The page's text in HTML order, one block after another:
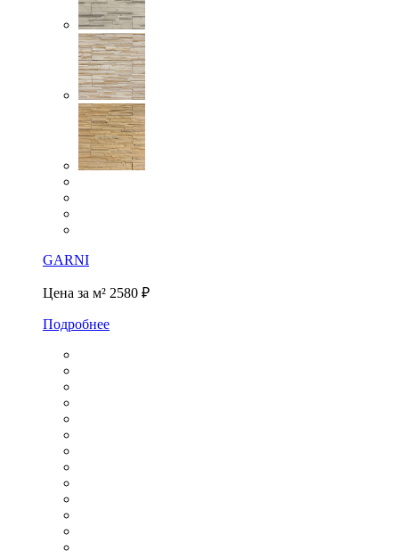
GARNI
Цена за м² 2580 ₽
Подробнее